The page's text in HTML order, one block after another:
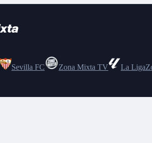
Sevilla FC Zona Mixta TV La Liga